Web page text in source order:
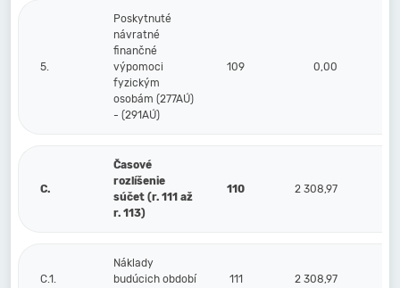
5.
Poskytnuté
návratné
finančné
výpomoci
fyzickým
osobám (277AÚ)
- (291AÚ)
109 0,00
C.
Časové
rozlíšenie
súčet (r. 111 až
r. 113)
110 2 308,97
C.1.
Náklady
budúcich období
111 2 308,97